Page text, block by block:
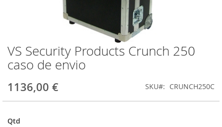
VS Security Products Crunch 250
caso de envio
1136,00 € SKU CRUNCH250C
Qtd
Saltar
para
o
da
imagens